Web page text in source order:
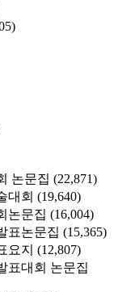
논문집 (22,871)
대회 (19,640)
논문집 (16,004)
표논문집 (15,365)
요지 (12,807)
표대회 논문집